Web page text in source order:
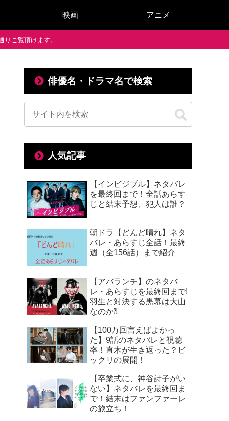
映画 アニメ
ご覧頂けます。
俳優名・ドラマ名で検索
人気記事
【インビジブル】ネタバレ
を最終回まで！全話あらす
じと結末予想、犯人は誰？
朝ドラ【どんど晴れ】ネタ
バレ・あらすじ全話！最終
週（全156話）まで紹介
【アバランチ】のネタバ
レ・あらすじを最終回まで!
羽生と対決する黒幕は大山
なのか⁈
【100万回言えばよかっ
た】9話のネタバレと視聴
率！直木が生き返った？ビ
ックリの展開！
【卒業式に、神谷詩子がい
ない】ネタバレを最終回ま
で！結末はファンファーレ
の旅立ち！